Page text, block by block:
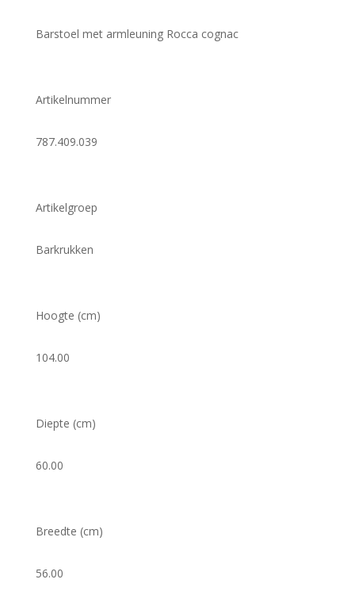
Barstoel met armleuning Rocca cognac
Artikelnummer
787.409.039
Artikelgroep
Barkrukken
Hoogte (cm)
104.00
Diepte (cm)
60.00
Breedte (cm)
56.00